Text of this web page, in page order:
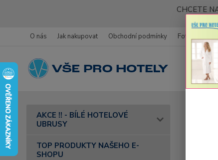
CHCETE
O nás Jak nakupovat Obchodní podmínky Fotogalerie
AKCE !! - BÍLÉ HOTELOVÉ
UBRUSY
TOP PRODUKTY NAŠEHO E-
SHOPU